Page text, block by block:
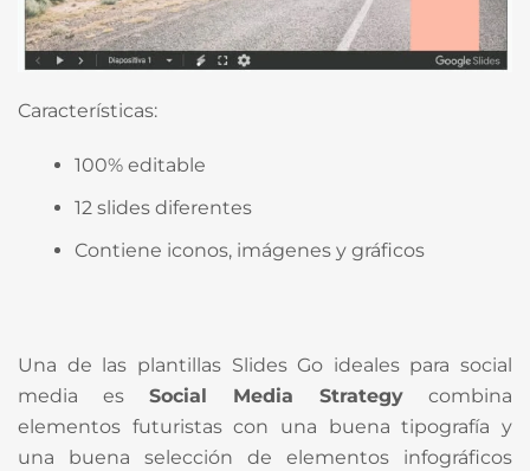
Características:
100% editable
12 slides diferentes
Contiene iconos, imágenes y gráficos
Una de las plantillas Slides Go ideales para social
media es Social Media Strategy combina
elementos futuristas con una buena tipografía y
una buena selección de elementos infográficos